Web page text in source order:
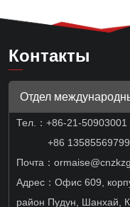
Контакты
Отдел
Тел.： +86-21-50903001
+86 13585569799
Почта：
Адрес：Офис 609,
район Пудун, Шанхай,